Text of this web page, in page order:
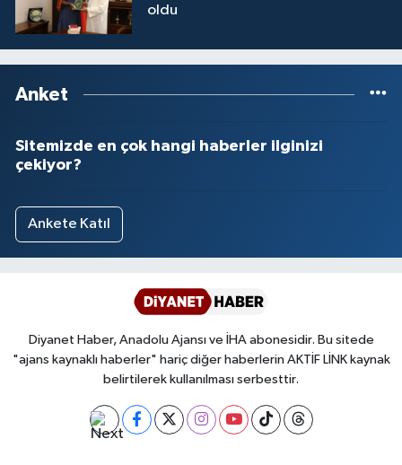
oldu
Anket
Sitemizde en çok hangi haberler ilginizi
çekiyor?
Ankete Katıl
Diyanet Haber, Anadolu Ajansı ve İHA abonesidir. Bu sitede
"ajans kaynaklı haberler" hariç diğer haberlerin AKTİF LİNK kaynak
belirtilerek kullanılması serbesttir.